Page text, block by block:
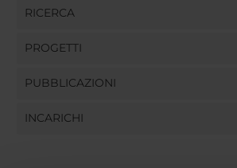
RICERCA
PROGETTI
PUBBLICAZIONI
INCARICHI